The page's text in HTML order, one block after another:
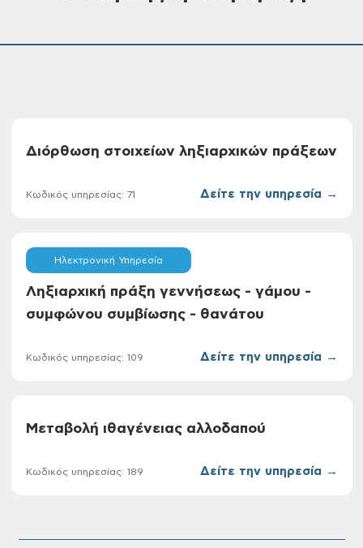
Διόρθωση στοιχείων ληξιαρχικών πράξεων
Κωδικός υπηρεσίας: 71 Δείτε την υπηρεσία →
Ηλεκτρονική Υπηρεσία
Ληξιαρχική πράξη γεννήσεως - γάμου -
συμφώνου συμβίωσης - θανάτου
Κωδικός υπηρεσίας: 109 Δείτε την υπηρεσία →
Μεταβολή ιθαγένειας αλλοδαπού
Κωδικός υπηρεσίας: 189 Δείτε την υπηρεσία →